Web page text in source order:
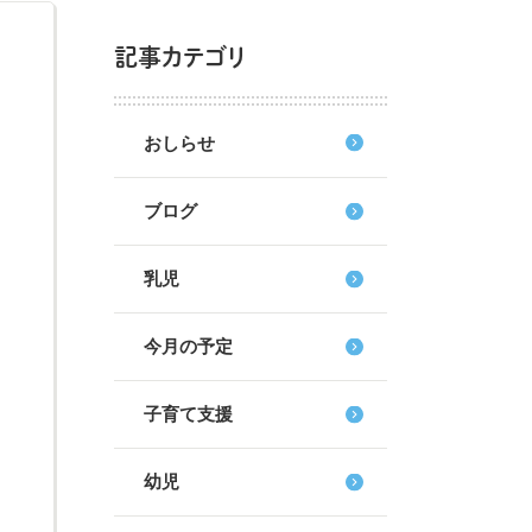
記事カテゴリ
おしらせ
ブログ
乳児
今月の予定
子育て支援
幼児